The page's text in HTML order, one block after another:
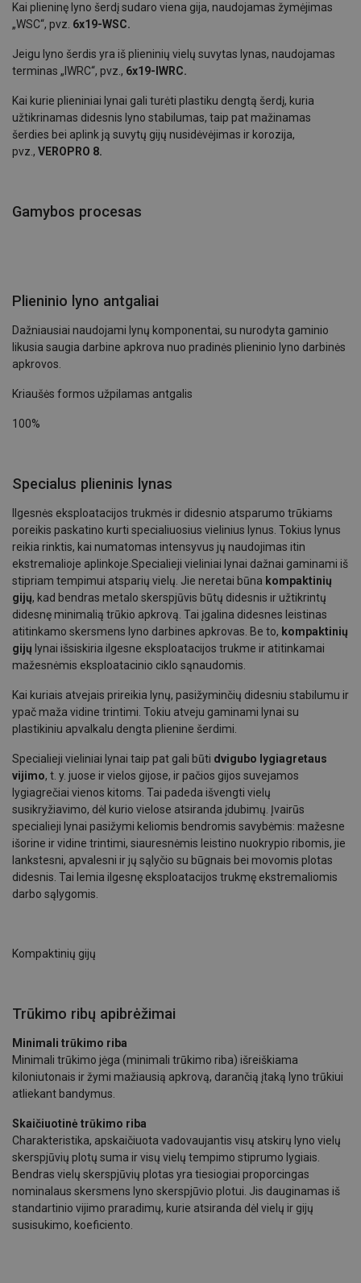
Kai plieninę lyno šerdį sudaro viena gija, naudojamas žymėjimas
„WSC“, pvz. 6x19-WSC.
Jeigu lyno šerdis yra iš plieninių vielų suvytas lynas, naudojamas
terminas „IWRC“, pvz., 6x19-IWRC.
Kai kurie plieniniai lynai gali turėti plastiku dengtą šerdį, kuria
užtikrinamas didesnis lyno stabilumas, taip pat mažinamas
šerdies bei aplink ją suvytų gijų nusidėvėjimas ir korozija,
pvz., VEROPRO 8.
Gamybos procesas
Plieninio lyno antgaliai
Dažniausiai naudojami lynų komponentai, su nurodyta gaminio
likusia saugia darbine apkrova nuo pradinės plieninio lyno darbinės
apkrovos.
Kriaušės formos užpilamas antgalis
100%
Specialus plieninis lynas
Ilgesnės eksploatacijos trukmės ir didesnio atsparumo trūkiams
poreikis paskatino kurti specialiuosius vielinius lynus. Tokius lynus
reikia rinktis, kai numatomas intensyvus jų naudojimas itin
ekstremalioje aplinkoje.Specialieji vieliniai lynai dažnai gaminami iš
stipriam tempimui atsparių vielų. Jie neretai būna kompaktinių
gijų, kad bendras metalo skerspjūvis būtų didesnis ir užtikrintų
didesnę minimalią trūkio apkrovą. Tai įgalina didesnes leistinas
atitinkamo skersmens lyno darbines apkrovas. Be to, kompaktinių
gijų lynai išsiskiria ilgesne eksploatacijos trukme ir atitinkamai
mažesnėmis eksploatacinio ciklo sąnaudomis.
Kai kuriais atvejais prireikia lynų, pasižyminčių didesniu stabilumu ir
ypač maža vidine trintimi. Tokiu atveju gaminami lynai su
plastikiniu apvalkalu dengta plienine šerdimi.
Specialieji vieliniai lynai taip pat gali būti dvigubo lygiagretaus
vijimo, t. y. juose ir vielos gijose, ir pačios gijos suvejamos
lygiagrečiai vienos kitoms. Tai padeda išvengti vielų
susikryžiavimo, dėl kurio vielose atsiranda įdubimų. Įvairūs
specialieji lynai pasižymi keliomis bendromis savybėmis: mažesne
išorine ir vidine trintimi, siauresnėmis leistino nuokrypio ribomis, jie
lankstesni, apvalesni ir jų sąlyčio su būgnais bei movomis plotas
didesnis. Tai lemia ilgesnę eksploatacijos trukmę ekstremaliomis
darbo sąlygomis.
Kompaktinių gijų
Trūkimo ribų apibrėžimai
Minimali trūkimo riba
Minimali trūkimo jėga (minimali trūkimo riba) išreiškiama
kiloniutonais ir žymi mažiausią apkrovą, darančią įtaką lyno trūkiui
atliekant bandymus.
Skaičiuotinė trūkimo riba
Charakteristika, apskaičiuota vadovaujantis visų atskirų lyno vielų
skerspjūvių plotų suma ir visų vielų tempimo stiprumo lygiais.
Bendras vielų skerspjūvių plotas yra tiesiogiai proporcingas
nominalaus skersmens lyno skerspjūvio plotui. Jis dauginamas iš
standartinio vijimo praradimų, kurie atsiranda dėl vielų ir gijų
susisukimo, koeficiento.